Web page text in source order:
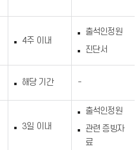
4주 이내
출석인정원
진단서
해당 기간 -
3일 이내
출석인정원
관련 증빙자
료